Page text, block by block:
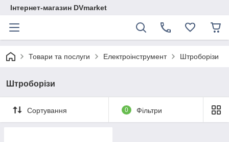
Інтернет-магазин DVmarket
Товари та послуги Електроінструмент Штроборізи
Штроборізи
Сортування 0 Фільтри